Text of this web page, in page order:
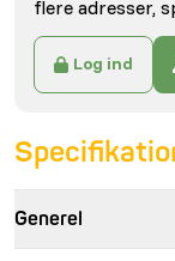
flere adresser,
Log ind
Generel